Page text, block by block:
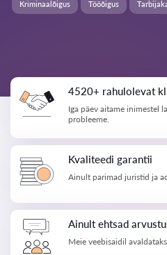
Kriminaalõigus Tööõigus
4520+ rahulolevat
Iga päev aitame inimestel
probleeme.
Kvaliteedi garantii
Ainult parimad juristid ja
Ainult ehtsad
Meie veebisaidil